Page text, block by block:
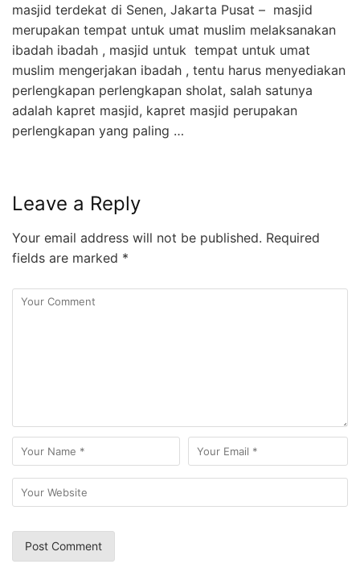
masjid terdekat di Senen, Jakarta Pusat – masjid
merupakan tempat untuk umat muslim melaksanakan
ibadah ibadah , masjid untuk tempat untuk umat
muslim mengerjakan ibadah , tentu harus menyediakan
perlengkapan perlengkapan sholat, salah satunya
adalah kapret masjid, kapret masjid perupakan
perlengkapan yang paling …
Leave a Reply
Your email address will not be published. Required
fields are marked *